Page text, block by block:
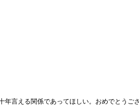
言える関係であってほしい。おめでとうご